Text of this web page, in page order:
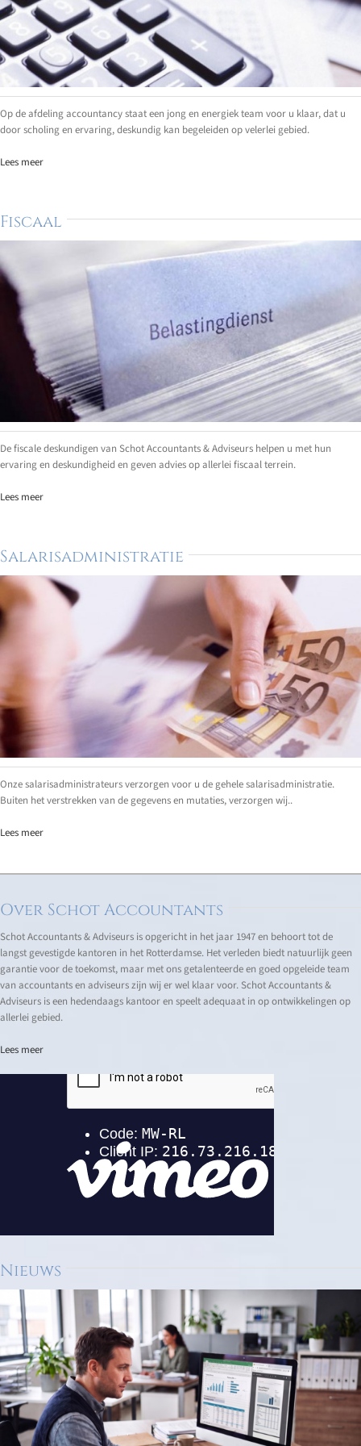
Op de afdeling accountancy staat een jong en energiek team voor u klaar, dat u
door scholing en ervaring, deskundig kan begeleiden op velerlei gebied.
Lees meer
Fiscaal
De fiscale deskundigen van Schot Accountants & Adviseurs helpen u met hun
ervaring en deskundigheid en geven advies op allerlei fiscaal terrein.
Lees meer
Salarisadministratie
Onze salarisadministrateurs verzorgen voor u de gehele salarisadministratie.
Buiten het verstrekken van de gegevens en mutaties, verzorgen wij..
Lees meer
Over Schot Accountants
Schot Accountants & Adviseurs is opgericht in het jaar 1947 en behoort tot de
langst gevestigde kantoren in het Rotterdamse. Het verleden biedt natuurlijk geen
garantie voor de toekomst, maar met ons getalenteerde en goed opgeleide team
van accountants en adviseurs zijn wij er wel klaar voor. Schot Accountants &
Adviseurs is een hedendaags kantoor en speelt adequaat in op ontwikkelingen op
allerlei gebied.
Lees meer
Nieuws